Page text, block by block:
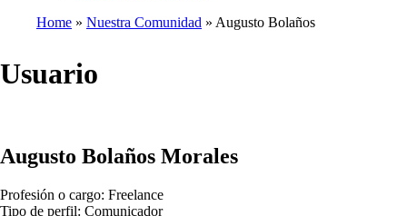
Home Nuestra Comunidad Augusto Bolaños
Usuario
Augusto Bolaños Morales
Profesión o cargo: Freelance
Tipo de perfil: Comunicador